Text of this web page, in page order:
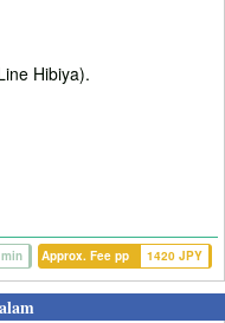
Hibiya).
Approx. Fee pp 1420 JPY